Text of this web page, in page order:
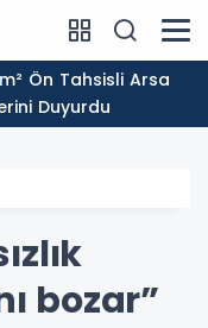
Duyurdu
bozar”